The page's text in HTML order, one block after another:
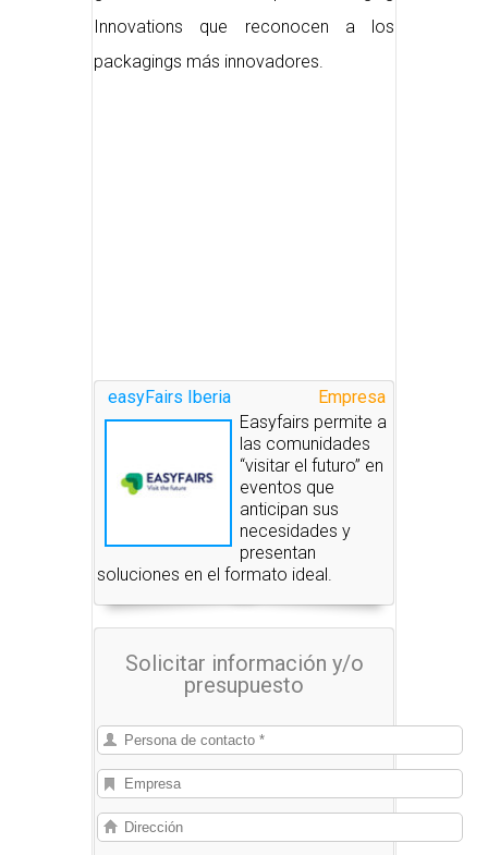
Innovations que reconocen a los
packagings más innovadores.
Empresa
easyFairs Iberia
Easyfairs permite a
las comunidades
“visitar el futuro” en
eventos que
anticipan sus
necesidades y
presentan
soluciones en el formato ideal.
Solicitar información y/o
presupuesto